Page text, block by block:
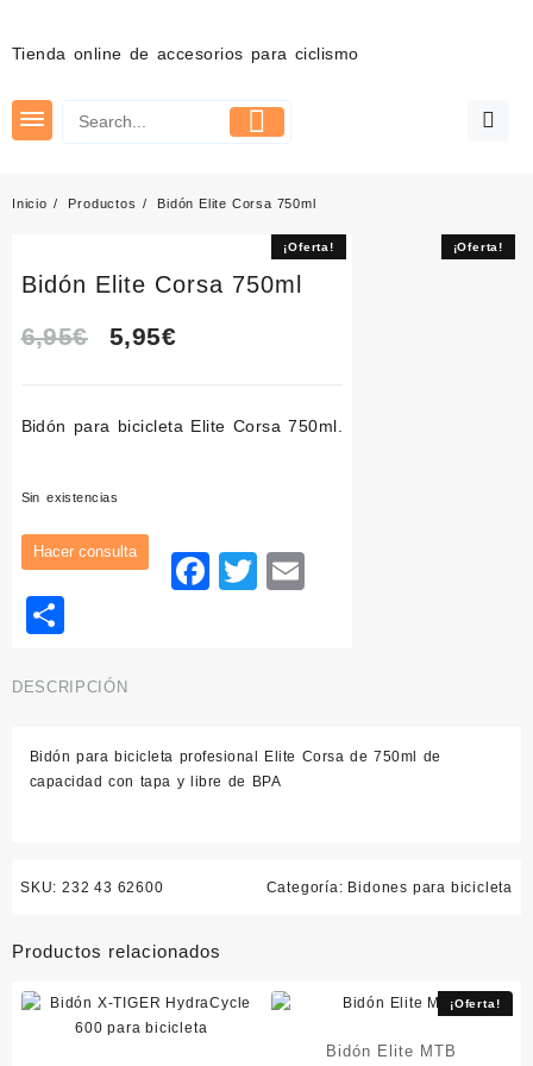
contenido
Tienda online de accesorios para ciclismo
Inicio Productos Bidón Elite Corsa 750ml
¡Oferta!
Bidón Elite Corsa 750ml
6,95€
El
original
6,95€.
5,95€El
actual
Bidón para bicicleta Elite Corsa 750ml.
Sin existencias
Facebook
Twitter
Email
Compartir
¡Oferta!
DESCRIPCIÓN
Bidón para bicicleta profesional Elite Corsa de 750ml de
capacidad con tapa y libre de BPA
SKU: 232 43 62600 Categoría: Bidones para bicicleta
Productos relacionados
¡Oferta!
Bidón Elite MTB